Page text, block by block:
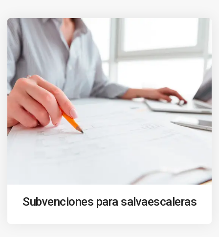
Subvenciones para salvaescaleras